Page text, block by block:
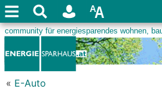
« E-Auto